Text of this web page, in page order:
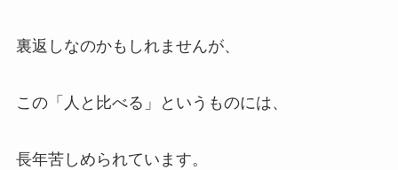
裏返しなのかもしれませんが、
この「人と比べる」というものには、
長年苦しめられています。